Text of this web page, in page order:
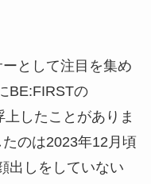
として注目を集め
BE:FIRSTの
したことがありま
のは2023年12月頃
出しをしていない